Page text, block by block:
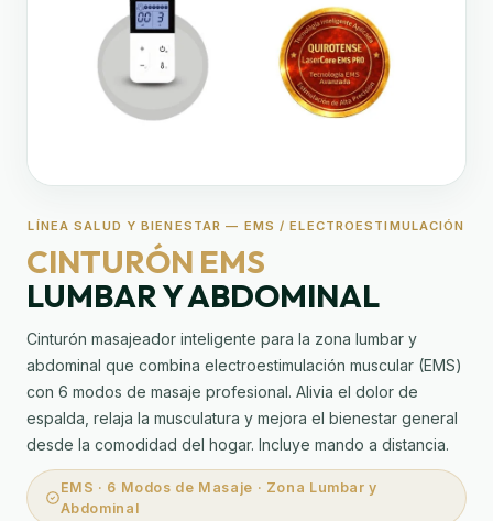
LÍNEA SALUD Y BIENESTAR — EMS / ELECTROESTIMULACIÓN
CINTURÓN EMS
LUMBAR Y ABDOMINAL
Cinturón masajeador inteligente para la zona lumbar y
abdominal que combina electroestimulación muscular (EMS)
con 6 modos de masaje profesional. Alivia el dolor de
espalda, relaja la musculatura y mejora el bienestar general
desde la comodidad del hogar. Incluye mando a distancia.
EMS · 6 Modos de Masaje · Zona Lumbar y
Abdominal